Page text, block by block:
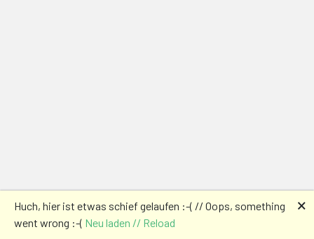
Huch, hier ist etwas schief gelaufen :-( // Oops, something
went wrong :-( Neu laden // Reload
🗙